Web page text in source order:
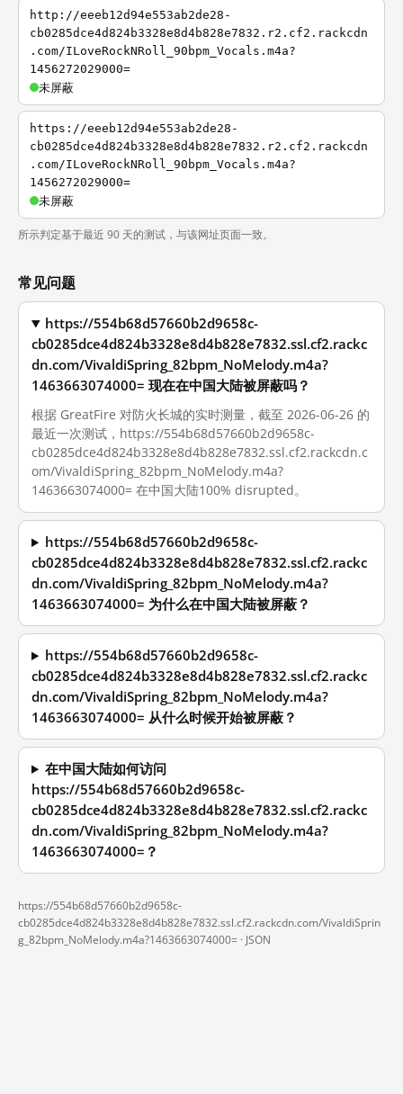
http://eeeb12d94e553ab2de28-
cb0285dce4d824b3328e8d4b828e7832.r2.cf2.rackcdn
.com/ILoveRockNRoll_90bpm_Vocals.m4a?
1456272029000=
未屏蔽
https://eeeb12d94e553ab2de28-
cb0285dce4d824b3328e8d4b828e7832.r2.cf2.rackcdn
.com/ILoveRockNRoll_90bpm_Vocals.m4a?
1456272029000=
未屏蔽
所示判定基于最近 90 天的测试，与该网址页面一致。
常见问题
https://554b68d57660b2d9658c-
cb0285dce4d824b3328e8d4b828e7832.ssl.cf2.rackc
dn.com/VivaldiSpring_82bpm_NoMelody.m4a?
1463663074000= 现在在中国大陆被屏蔽吗？
根据 GreatFire 对防火长城的实时测量，截至 2026-06-26 的
最近一次测试，https://554b68d57660b2d9658c-
cb0285dce4d824b3328e8d4b828e7832.ssl.cf2.rackcdn.c
om/VivaldiSpring_82bpm_NoMelody.m4a?
1463663074000= 在中国大陆100% disrupted。
https://554b68d57660b2d9658c-
cb0285dce4d824b3328e8d4b828e7832.ssl.cf2.rackc
dn.com/VivaldiSpring_82bpm_NoMelody.m4a?
1463663074000= 为什么在中国大陆被屏蔽？
https://554b68d57660b2d9658c-
cb0285dce4d824b3328e8d4b828e7832.ssl.cf2.rackc
dn.com/VivaldiSpring_82bpm_NoMelody.m4a?
1463663074000= 从什么时候开始被屏蔽？
在中国大陆如何访问
https://554b68d57660b2d9658c-
cb0285dce4d824b3328e8d4b828e7832.ssl.cf2.rackc
dn.com/VivaldiSpring_82bpm_NoMelody.m4a?
1463663074000=？
https://554b68d57660b2d9658c-
cb0285dce4d824b3328e8d4b828e7832.ssl.cf2.rackcdn.com/VivaldiSprin
g_82bpm_NoMelody.m4a?1463663074000= · JSON